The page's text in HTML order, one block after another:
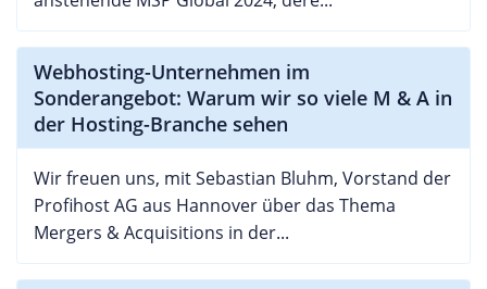
Webhosting-Unternehmen im
Sonderangebot: Warum wir so viele M & A in
der Hosting-Branche sehen
Wir freuen uns, mit Sebastian Bluhm, Vorstand der
Profihost AG aus Hannover über das Thema
Mergers & Acquisitions in der...